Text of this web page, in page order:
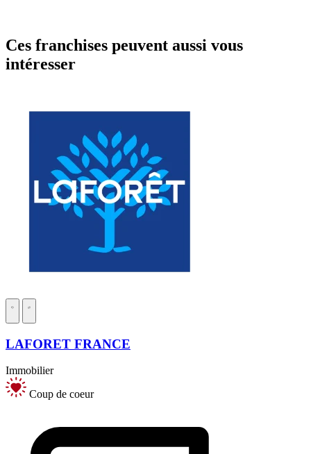
Ces franchises peuvent aussi vous
intéresser
LAFORET FRANCE
Immobilier
Coup de coeur